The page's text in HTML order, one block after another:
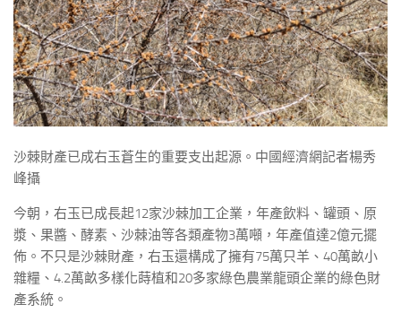
沙棘財產已成右玉蒼生的重要支出起源。中國經濟網記者楊秀
峰攝
今朝，右玉已成長起12家沙棘加工企業，年產飲料、罐頭、原
漿、果醬、酵素、沙棘油等各類產物3萬噸，年產值達2億元擺
佈。不只是沙棘財產，右玉還構成了擁有75萬只羊、40萬畝小
雜糧、4.2萬畝多樣化蒔植和20多家綠色農業龍頭企業的綠色財
產系統。